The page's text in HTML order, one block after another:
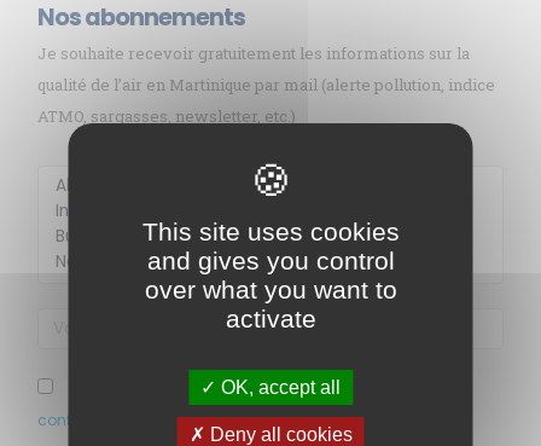
Nos abonnements
Je souhaite recevoir gratuitement les informations sur la
qualité de l’air en Martinique par mail (alerte pollution, indice
ATMO, sargasses, newsletter, etc.)
J’ai pris connaissance et accepte la politique de
confidentialité de ce site
Membre de
This site uses cookies
and gives you control
over what you want to
activate
OK, accept all
Deny all cookies